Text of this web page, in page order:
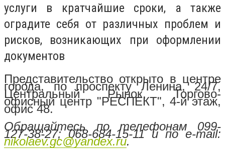
услуги в кратчайшие сроки, а также
оградите себя от различных проблем и
рисков, возникающих при оформлении
документов
Представительство открыто в центре
города, по проспекту Ленина, 24/7,
Центральный Рынок, Торгово-
офисный центр "РЕСПЕКТ", 4-й этаж,
офис 48.
Обращайтесь по телефонам 099-
127-38-27; 068-684-15-11 и по e-mail:
nikolaev.gc@yandex.ru.